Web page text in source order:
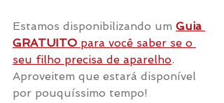
Estamos disponibilizando um Guia
GRATUITO para você saber se o
seu filho precisa de aparelho.
Aproveitem que estará disponível
por pouquíssimo tempo!